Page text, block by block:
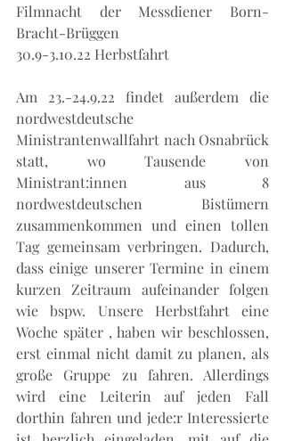
Filmnacht der Messdiener Born-
Bracht-Brüggen
30.9-3.10.22 Herbstfahrt
Am 23.-24.9.22 findet außerdem die
nordwestdeutsche
Ministrantenwallfahrt nach Osnabrück
statt, wo Tausende von
Ministrant:innen aus 8
nordwestdeutschen Bistümern
zusammenkommen und einen tollen
Tag gemeinsam verbringen. Dadurch,
dass einige unserer Termine in einem
kurzen Zeitraum aufeinander folgen
wie bspw. Unsere Herbstfahrt eine
Woche später , haben wir beschlossen,
erst einmal nicht damit zu planen, als
große Gruppe zu fahren. Allerdings
wird eine Leiterin auf jeden Fall
dorthin fahren und jede:r Interessierte